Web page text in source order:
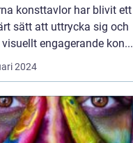
konsttavlor har blivit ett
sätt att uttrycka sig och
engagerande kon...
2024